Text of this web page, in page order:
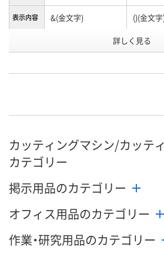
表示内容 &(金文字) ()(金文
AW76514
カゴへ
詳しく見る
カッティングマシン/カッテ
カテゴリー
掲示用品のカテゴリー
オフィス用品のカテゴリー
作業・研究用品のカテゴリー